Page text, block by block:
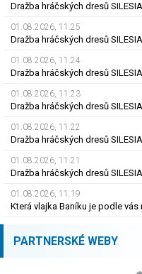
Dražba hráčských dresů
01.08.2026, 11.25
Dražba hráčských dresů
01.08.2026, 11.24
Dražba hráčských dresů
01.08.2026, 11.23
01.08.2026, 11.22
Dražba hráčských dresů
01.08.2026, 11.21
Dražba hráčských dresů
01.08.2026, 11.19
Která vlajka Baníku je podle vás
PARTNERSKÉ WEBY